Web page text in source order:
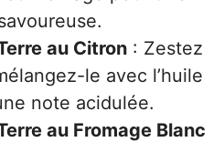
au Citron : Zestez
le avec l’huile
note acidulée.
au Fromage Blanc